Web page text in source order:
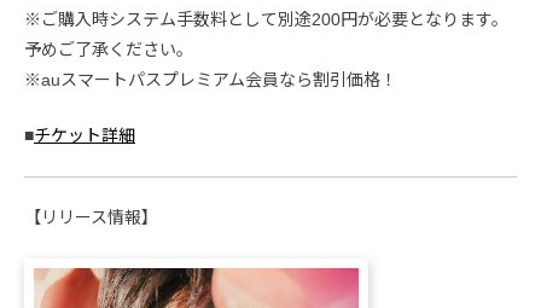
※ご購入時システム手数料として別途200円が必要となります。
予めご了承ください。
※auスマートパスプレミアム会員なら割引価格！
■チケット詳細
【リリース情報】